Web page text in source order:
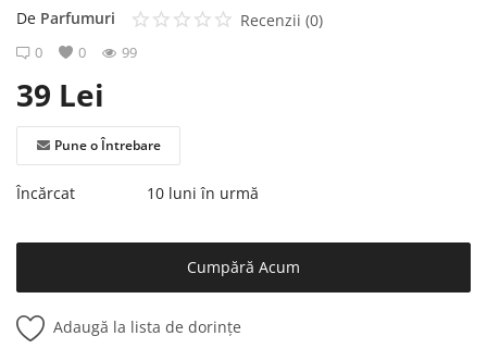
De Parfumuri Recenzii (0)
0 0 99
39 Lei
Pune o Întrebare
Încărcat 10 luni în urmă
Cumpără Acum
Adaugă la lista de dorințe